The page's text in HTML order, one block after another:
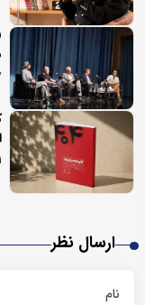
ارسال نظر
نام